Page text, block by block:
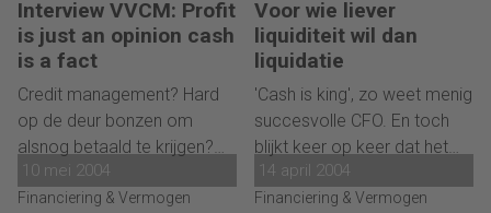
Interview VVCM: Profit
is just an opinion cash
is a fact
Credit management? Hard
op de deur bonzen om
alsnog betaald te krijgen?
Nee, zegt Mannes Westhuis,
voorzitter van de Vereniging
Voor wie liever
liquiditeit wil dan
liquidatie
'Cash is king', zo weet menig
succesvolle CFO. En toch
blijkt keer op keer dat het
liquiditeitsbeheer faalt. Met
als gevolg dat menige in
10 mei 2004
Financiering & Vermogen
14 april 2004
Financiering & Vermogen